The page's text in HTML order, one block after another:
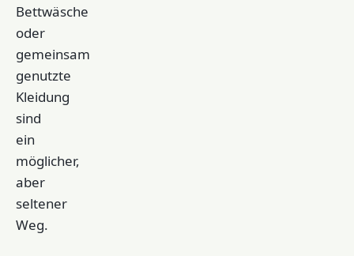
Bettwäsche
oder
gemeinsam
genutzte
Kleidung
sind
ein
möglicher,
aber
seltener
Weg.